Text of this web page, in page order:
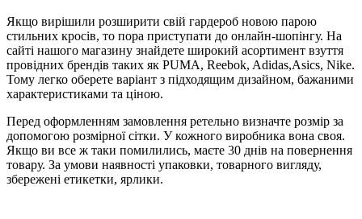
Якщо вирішили розширити свій гардероб новою парою
стильних кросів, то пора приступати до онлайн-шопінгу. На
сайті нашого магазину знайдете широкий асортимент взуття
провідних брендів таких як PUMA, Reebok, Adidas,Asics, Nike.
Тому легко оберете варіант з підходящим дизайном, бажаними
характеристиками та ціною.
Перед оформленням замовлення ретельно визначте розмір за
допомогою розмірної сітки. У кожного виробника вона своя.
Якщо ви все ж таки помилились, маєте 30 днів на повернення
товару. За умови наявності упаковки, товарного вигляду,
збережені етикетки, ярлики.